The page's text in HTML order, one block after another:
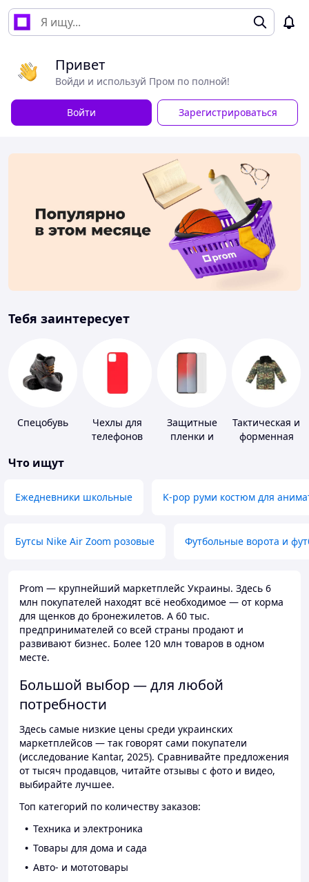
Привет
Войди и используй Пром по полной!
Войти Зарегистрироваться
Тебя заинтересует
Спецобувь
Чехлы для
телефонов
Защитные
пленки и
Тактическая и
форменная
Что ищут
Ежедневники школьные K-pop руми костюм для
Бутсы Nike Air Zoom розовые Футбольные ворота и
Prom — крупнейший маркетплейс Украины. Здесь 6
млн покупателей находят всё необходимое — от корма
для щенков до бронежилетов. А 60 тыс.
предпринимателей со всей страны продают и
развивают бизнес. Более 120 млн товаров в одном
месте.
Большой выбор — для любой
потребности
Здесь самые низкие цены среди украинских
маркетплейсов — так говорят сами покупатели
(исследование Kantar, 2025). Сравнивайте предложения
от тысяч продавцов, читайте отзывы с фото и видео,
выбирайте лучшее.
Топ категорий по количеству заказов:
Техника и электроника
Товары для дома и сада
Авто- и мототовары